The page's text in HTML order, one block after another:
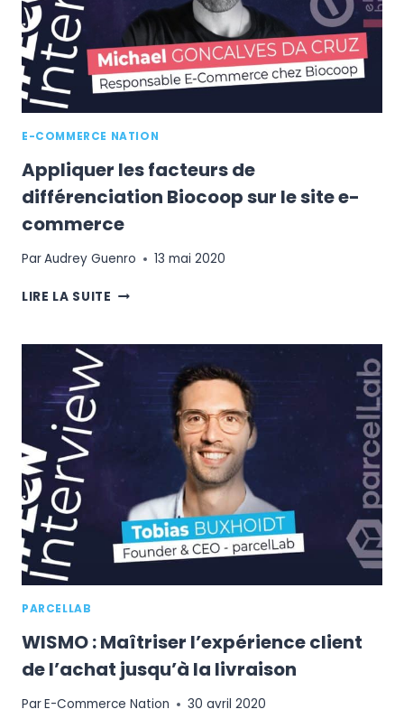
DANS
L’E-
COMMERCE
?
E-COMMERCE NATION
Appliquer les facteurs de
différenciation Biocoop sur le site e-
commerce
ParAudrey Guenro 13 mai 2020
LIRE LA SUITE APPLIQUER
DE
DIFFÉRENCIATION
BIOCOOP
LE
COMMERCE
PARCELLAB
WISMO : Maîtriser l’expérience client
de l’achat jusqu’à la livraison
ParE-Commerce Nation 30 avril 2020